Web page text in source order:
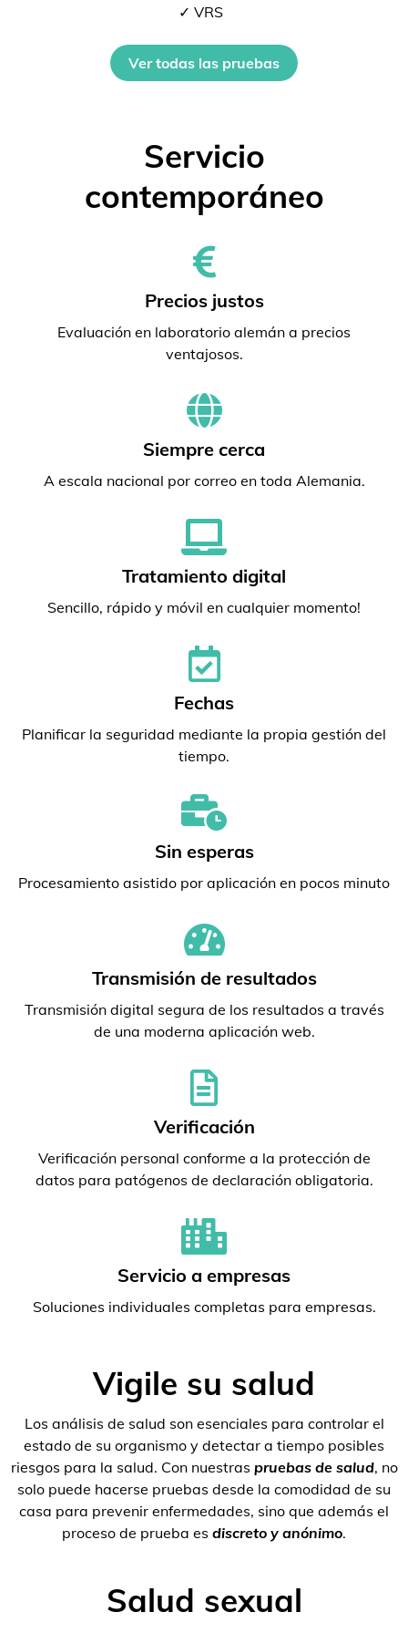
✓ VRS
Ver todas las pruebas
Servicio
contemporáneo
Precios justos
Evaluación en laboratorio alemán a precios
ventajosos.
Siempre cerca
A escala nacional por correo en toda Alemania.
Tratamiento digital
Sencillo, rápido y móvil en cualquier momento!
Fechas
Planificar la seguridad mediante la propia gestión del
tiempo.
Sin esperas
Procesamiento asistido por aplicación en pocos minuto
Transmisión de resultados
Transmisión digital segura de los resultados a través
de una moderna aplicación web.
Verificación
Verificación personal conforme a la protección de
datos para patógenos de declaración obligatoria.
Servicio a empresas
Soluciones individuales completas para empresas.
Vigile su salud
Los análisis de salud son esenciales para controlar el
estado de su organismo y detectar a tiempo posibles
riesgos para la salud. Con nuestras pruebas de salud, no
solo puede hacerse pruebas desde la comodidad de su
casa para prevenir enfermedades, sino que además el
proceso de prueba es discreto y anónimo.
Salud sexual